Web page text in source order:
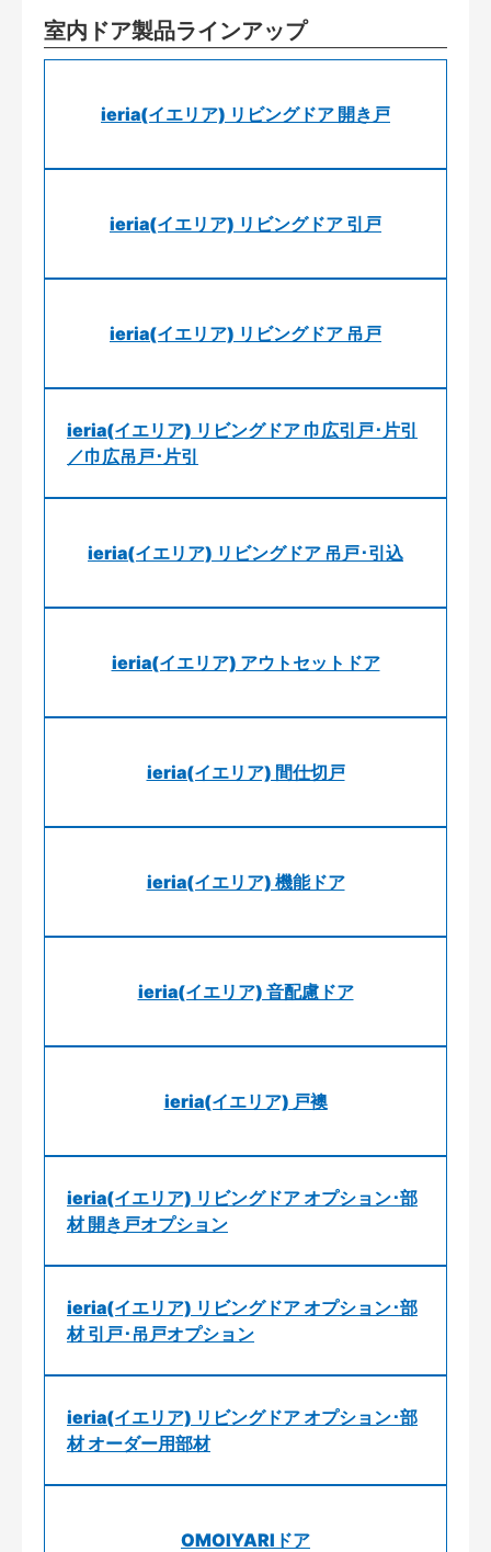
室内ドア製品ラインアップ
ieria(イエリア) リビングドア 開き戸
ieria(イエリア) リビングドア 引戸
ieria(イエリア) リビングドア 吊戸
ieria(イエリア) リビングドア 巾広引戸･片引
／巾広吊戸･片引
ieria(イエリア) リビングドア 吊戸･引込
ieria(イエリア) アウトセットドア
ieria(イエリア) 間仕切戸
ieria(イエリア) 機能ドア
ieria(イエリア) 音配慮ドア
ieria(イエリア) 戸襖
ieria(イエリア) リビングドア オプション･部
材 開き戸オプション
ieria(イエリア) リビングドア オプション･部
材 引戸･吊戸オプション
ieria(イエリア) リビングドア オプション･部
材 オーダー用部材
OMOIYARIドア